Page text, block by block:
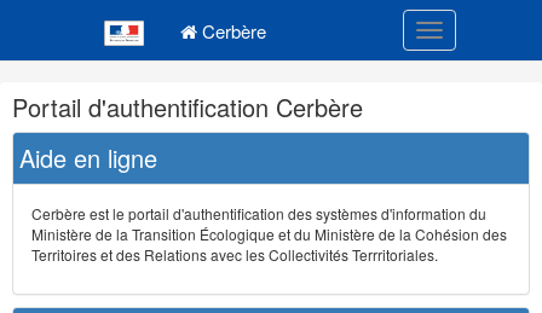
Cerbère Toggle
Navigation
et
outils
annexes
Portail d'authentification Cerbère
Aide en ligne
Cerbère est le portail d'authentification des systèmes d'information du
Ministère de la Transition Écologique et du Ministère de la Cohésion des
Territoires et des Relations avec les Collectivités Terrritoriales.